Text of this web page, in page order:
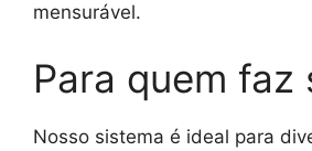
mensurável.
Para quem faz
Nosso sistema é ideal para